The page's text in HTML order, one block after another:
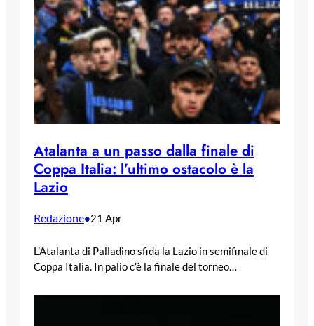
Atalanta a un passo dalla finale di
Coppa Italia: l’ultimo ostacolo è la
Lazio
Redazione•21 Apr
L’Atalanta di Palladino sfida la Lazio in semifinale di
Coppa Italia. In palio c’è la finale del torneo…